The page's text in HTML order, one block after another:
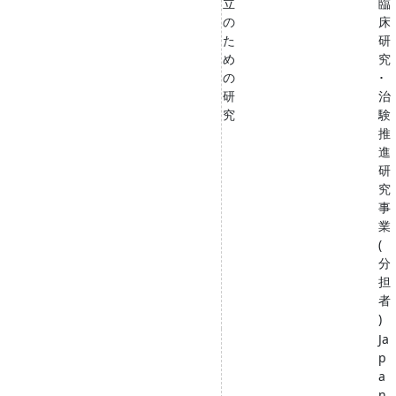
の
た
め
の
研
究
床
研
究
･
治
験
推
進
研
究
事
業
(
分
担
者
)
Ja
p
a